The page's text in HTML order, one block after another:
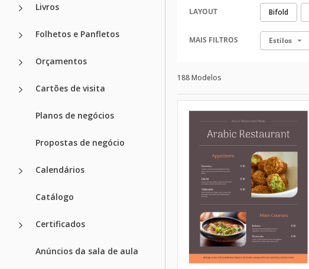
Livros
Folhetos e Panfletos
Orçamentos
Cartões de visita
Planos de negócios
Propostas de negócio
Calendários
Catálogo
Certificados
Anúncios da sala de aula
LAYOUT Bifold
Estilos
MAIS FILTROS
188 Modelos